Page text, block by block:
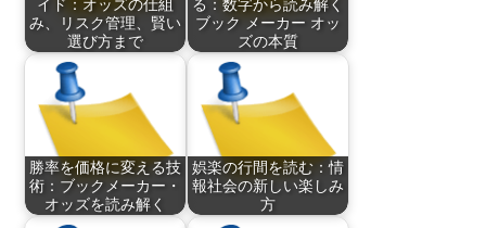
イド：オッズの仕組
み、リスク管理、賢い
選び方まで
る：数字から読み解く
ブック メーカー オッ
ズの本質
勝率を価格に変える技
術：ブックメーカー・
オッズを読み解く
娯楽の行間を読む：情
報社会の新しい楽しみ
方